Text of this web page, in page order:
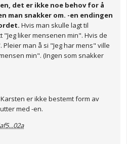
det er ikke noe behov for å
man snakker om. -en endingen
Hvis man skulle lagt til
liker mensenen min". Hvis de
man å si "Jeg har mens" ville
min". (Ingen som snakker
er ikke bestemt form av
med -en.